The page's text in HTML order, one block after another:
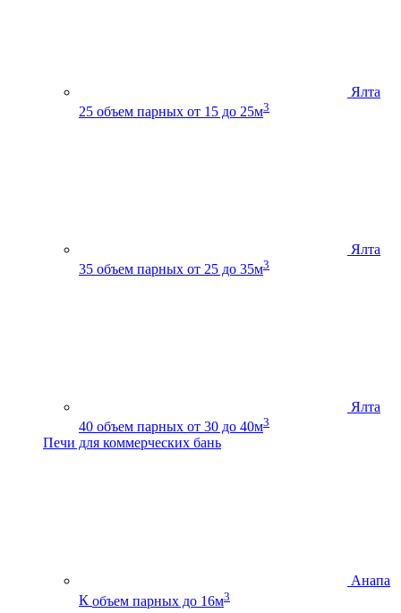
Ялта
25 объем парных от 15 до 25м3
Ялта
35 объем парных от 25 до 35м3
Ялта
40 объем парных от 30 до 40м3
Печи для коммерческих бань
Анапа
К объем парных до 16м3